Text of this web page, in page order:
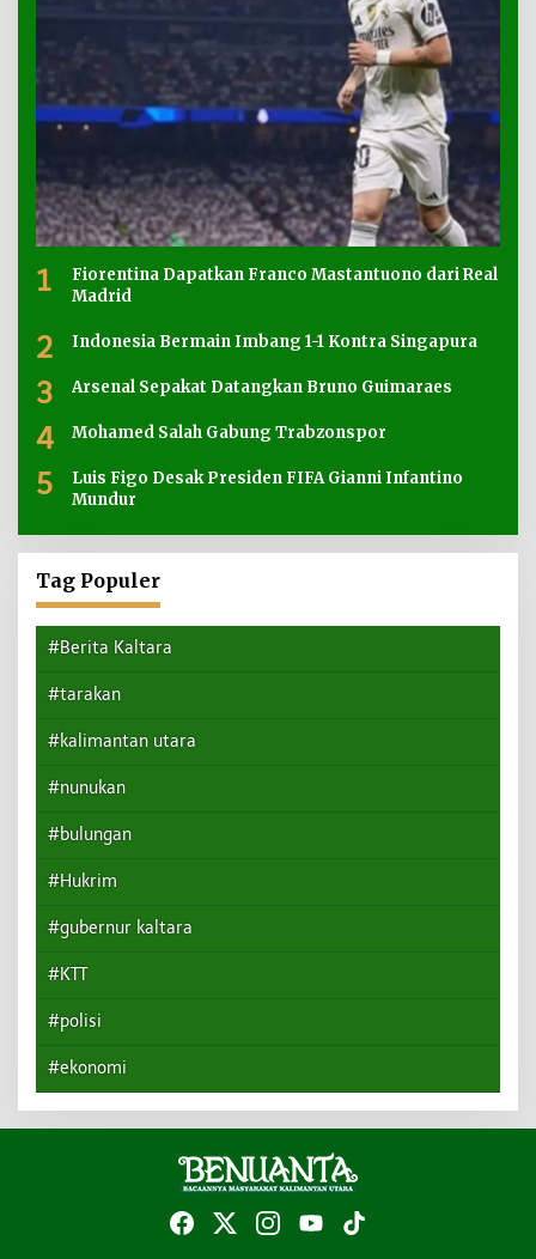
1
Fiorentina Dapatkan Franco Mastantuono dari Real
Madrid
2 Indonesia Bermain Imbang 1-1 Kontra Singapura
3 Arsenal Sepakat Datangkan Bruno Guimaraes
4 Mohamed Salah Gabung Trabzonspor
5
Luis Figo Desak Presiden FIFA Gianni Infantino
Mundur
Tag Populer
#Berita Kaltara
#tarakan
#kalimantan utara
#nunukan
#bulungan
#Hukrim
#gubernur kaltara
#KTT
#polisi
#ekonomi